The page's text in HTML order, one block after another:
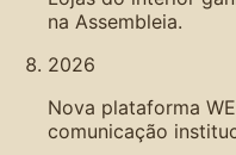
na Assembleia.
2026
Nova plataforma
comunicação